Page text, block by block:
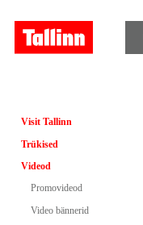
Visit Tallinn
Trükised
Videod
Promovideod
Video bännerid